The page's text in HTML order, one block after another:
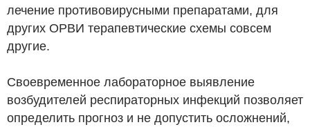
лечение противовирусными препаратами, для
других ОРВИ терапевтические схемы совсем
другие.
Своевременное лабораторное выявление
возбудителей респираторных инфекций позволяет
определить прогноз и не допустить осложнений,